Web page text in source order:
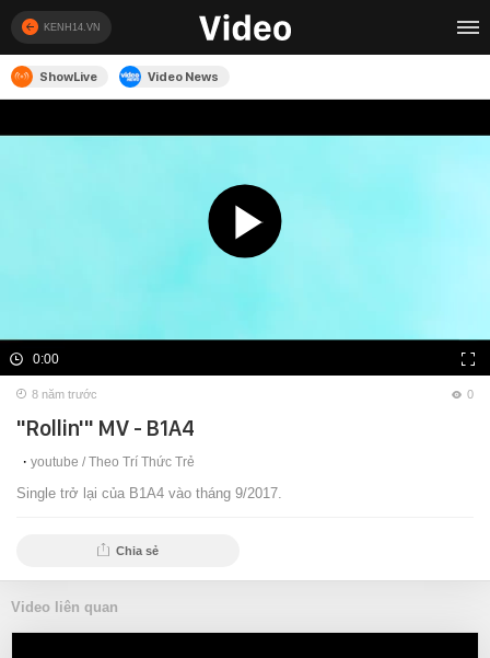
KENH14.VN
ShowLive Video News
0:00
8 năm trước 0
"Rollin'" MV - B1A4
youtube / Theo Trí Thức Trẻ
Single trở lại của B1A4 vào tháng 9/2017.
Chia sẻ
Video liên quan